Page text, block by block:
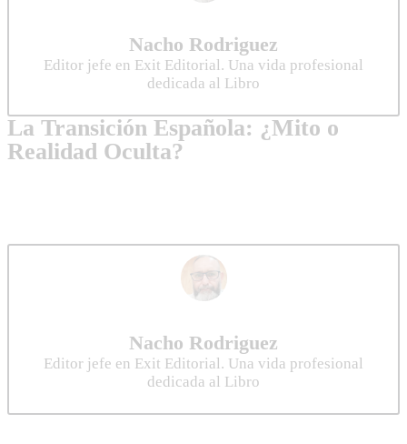
Nacho Rodriguez
Editor jefe en Exit Editorial. Una vida profesional
dedicada al Libro
La Transición Española: ¿Mito o
Realidad Oculta?
Nacho Rodriguez
Editor jefe en Exit Editorial. Una vida profesional
dedicada al Libro